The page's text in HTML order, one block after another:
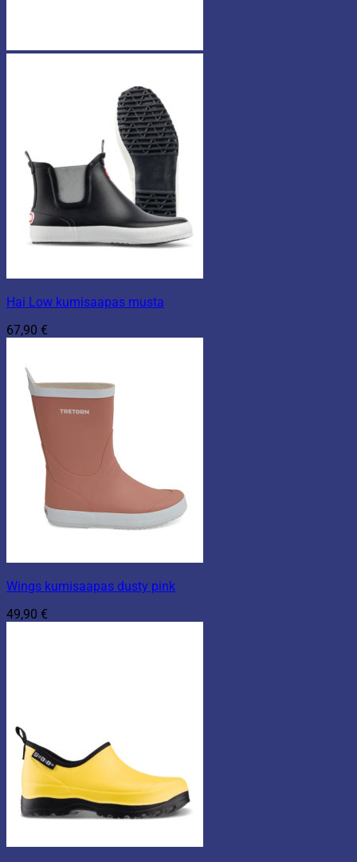
Hai Low kumisaapas musta
67,90 €
Wings kumisaapas dusty pink
49,90 €